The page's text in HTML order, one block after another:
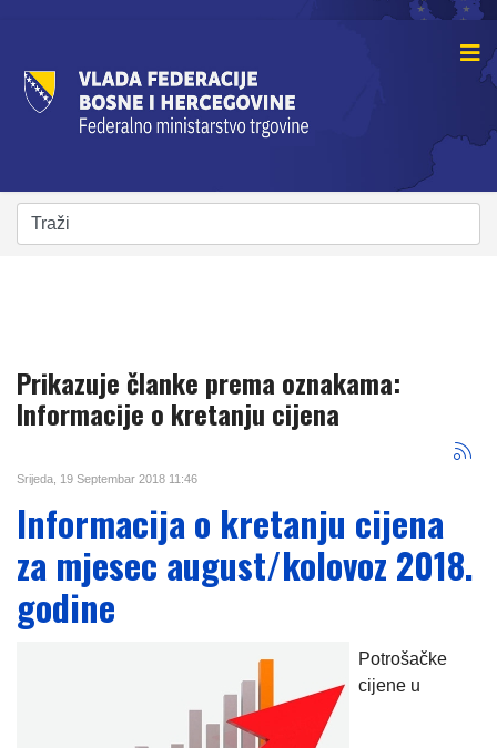
Prikazuje članke prema oznakama:
Informacije o kretanju cijena
Srijeda, 19 Septembar 2018 11:46
Informacija o kretanju cijena
za mjesec august/kolovoz 2018.
godine
Potrošačke
cijene u